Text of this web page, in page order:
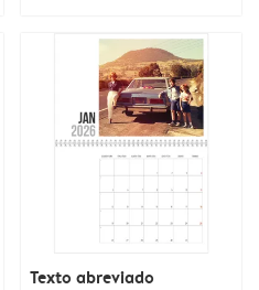
Texto abreviado